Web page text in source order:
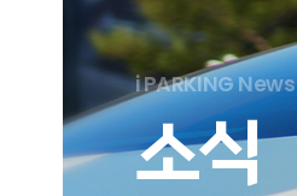
i PARKING News
소식